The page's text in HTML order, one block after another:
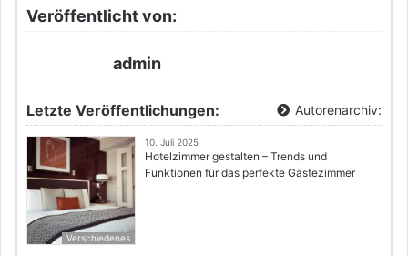
Veröffentlicht von:
admin
Letzte Veröffentlichungen: Autorenarchiv:
Verschiedenes
10. Juli 2025
Hotelzimmer gestalten – Trends und
Funktionen für das perfekte Gästezimmer